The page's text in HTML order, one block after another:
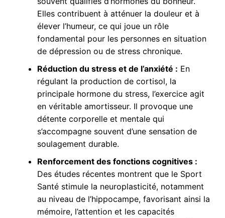
Elles contribuent à atténuer la douleur et à
élever l’humeur, ce qui joue un rôle
fondamental pour les personnes en situation
de dépression ou de stress chronique.
Réduction du stress et de l’anxiété : En
régulant la production de cortisol, la
principale hormone du stress, l’exercice agit
en véritable amortisseur. Il provoque une
détente corporelle et mentale qui
s’accompagne souvent d’une sensation de
soulagement durable.
Renforcement des fonctions cognitives :
Des études récentes montrent que le Sport
Santé stimule la neuroplasticité, notamment
au niveau de l’hippocampe, favorisant ainsi la
mémoire, l’attention et les capacités